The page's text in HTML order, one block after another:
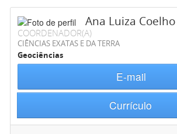
Ana Luiza
COORDENADOR(A)
CIÊNCIAS EXATAS E DA TERRA
Geociências
E-mail
Currículo